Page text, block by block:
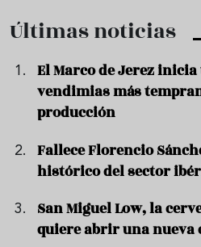
Últimas noticias
El Marco de Jerez inicia
vendimias más
producción
Fallece Florencio
histórico del sector
San Miguel Low, la
quiere abrir una nueva